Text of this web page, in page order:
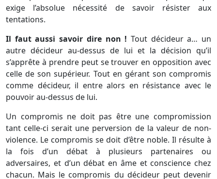
exige l’absolue nécessité de savoir résister aux
tentations.
Il faut aussi savoir dire non ! Tout décideur a… un
autre décideur au-dessus de lui et la décision qu’il
s’apprête à prendre peut se trouver en opposition avec
celle de son supérieur. Tout en gérant son compromis
comme décideur, il entre alors en résistance avec le
pouvoir au-dessus de lui.
Un compromis ne doit pas être une compromission
tant celle-ci serait une perversion de la valeur de non-
violence. Le compromis se doit d’être noble. Il résulte à
la fois d’un débat à plusieurs partenaires ou
adversaires, et d’un débat en âme et conscience chez
chacun. Mais le compromis du décideur peut devenir